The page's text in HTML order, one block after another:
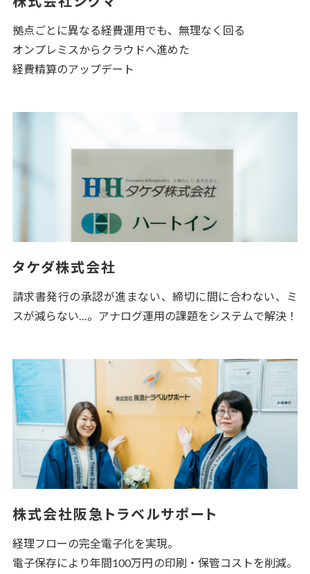
拠点ごとに異なる経費運用でも、無理なく回る
オンプレミスからクラウドへ進めた
経費精算のアップデート
タケダ株式会社
請求書発行の承認が進まない、締切に間に合わない、ミ
スが減らない…。アナログ運用の課題をシステムで解決！
株式会社阪急トラベルサポート
経理フローの完全電子化を実現。
電子保存により年間100万円の印刷・保管コストを削減。